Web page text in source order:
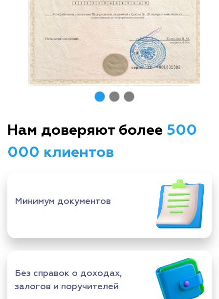
Нам доверяют более 500
000 клиентов
Минимум документов
Без справок о доходах,
залогов и поручителей